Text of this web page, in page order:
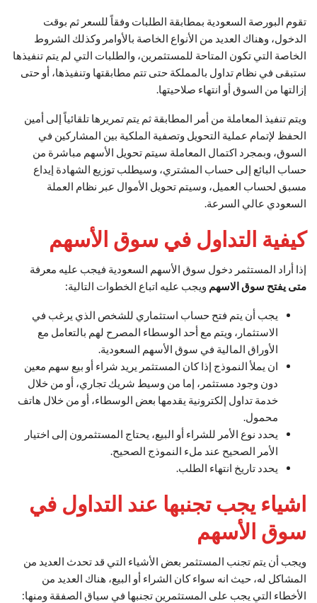
تقوم البورصة السعودية بمطابقة الطلبات وفقاً للسعر ثم بوقت
الدخول، وهناك العديد من الأنواع الخاصة بالأوامر وكذلك الشروط
الخاصة التي تكون المتاحة للمستثمرين، والطلبات التي لم يتم تنفيذها
ستبقى في نظام تداول بالمملكة حتى تتم مطابقتها وتنفيذها، أو حتى
إزالتها من السوق أو انتهاء صلاحيتها.
ويتم تنفيذ المعاملة من أمر المطابقة ثم يتم تمريرها تلقائياً إلى أمين
الحفظ لإتمام عملية التحويل وتصفية الملكية بين المشاركين في
السوق، وبمجرد اكتمال المعاملة سيتم تحويل الأسهم مباشرة من
حساب البائع إلى حساب المشتري، وسيطلب توزيع الشهادة إيداع
مسبق لحساب العميل، وسيتم تحويل الأموال عبر نظام العملة
السعودي عالي السرعة.
كيفية التداول في سوق الأسهم
إذا أراد المستثمر دخول سوق الأسهم السعودية فيجب عليه معرفة
متى يفتح سوق الاسهم ويجب عليه اتباع الخطوات التالية:
يجب أن يتم فتح حساب استثماري للشخص الذي يرغب في
الاستثمار، ويتم مع أحد الوسطاء المصرح لهم بالتعامل مع
الأوراق المالية في سوق الأسهم السعودية.
ان يملأ النموذج إذا كان المستثمر يريد شراء أو بيع سهم معين
دون وجود مستثمر، إما من وسيط شريك تجاري، أو من خلال
خدمة تداول إلكترونية يقدمها بعض الوسطاء، أو من خلال هاتف
محمول.
يحدد نوع الأمر للشراء أو البيع، يحتاج المستثمرون إلى اختيار
الأمر الصحيح عند ملء النموذج الصحيح.
يحدد تاريخ انتهاء الطلب.
اشياء يجب تجنبها عند التداول في
سوق الأسهم
ويجب أن يتم تجنب المستثمر بعض الأشياء التي قد تحدث العديد من
المشاكل له، حيث انه سواء كان الشراء أو البيع، هناك العديد من
الأخطاء التي يجب على المستثمرين تجنبها في سياق الصفقة ومنها: